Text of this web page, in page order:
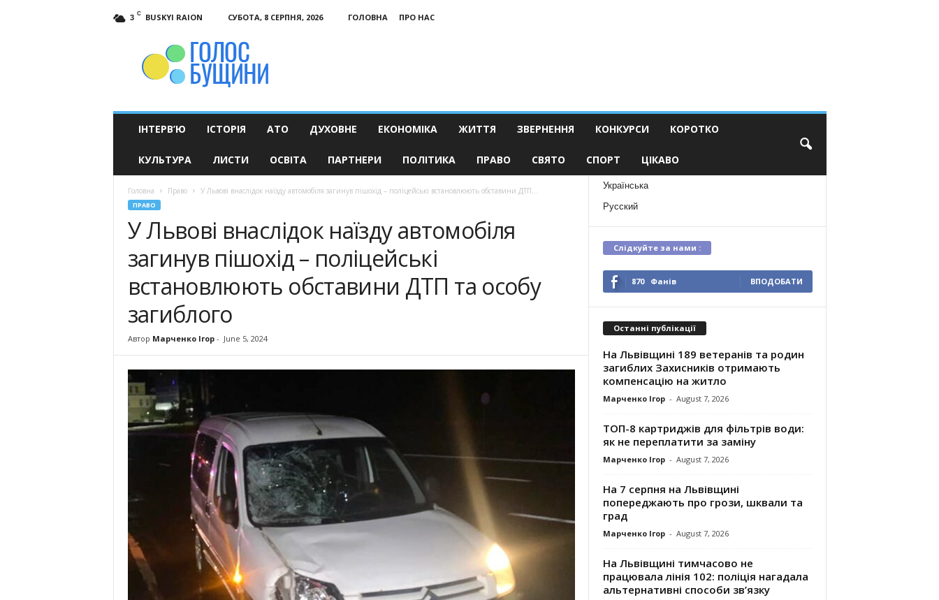
3 C BUSKYI RAION СУБОТА, 8 СЕРПНЯ, 2026 ГОЛОВНА
ПРО НАС
ІНТЕРВ’Ю ІСТОРІЯ АТО ДУХОВНЕ ЕКОНОМІКА ЖИТТЯ ЗВЕРНЕННЯ КОНКУРСИ КОРОТКО
КУЛЬТУРА ЛИСТИ ОСВІТА ПАРТНЕРИ ПОЛІТИКА ПРАВО СВЯТО СПОРТ ЦІКАВО
Головна Право У Львові внаслідок наїзду автомобіля загинув пішохід – поліцейські встановлюють обставини ДТП...
ПРАВО
У Львові внаслідок наїзду автомобіля
загинув пішохід – поліцейські
встановлюють обставини ДТП та особу
загиблого
Автор Марченко Ігор- June 5, 2024
Українська
Русский
Слідкуйте за нами :
870 Фанів ВПОДОБАТИ
Останні публікації
На Львівщині 189 ветеранів та родин
загиблих Захисників отримають
компенсацію на житло
Марченко Ігор - August 7, 2026
ТОП-8 картриджів для фільтрів води:
як не переплатити за заміну
Марченко Ігор - August 7, 2026
На 7 серпня на Львівщині
попереджають про грози, шквали та
град
Марченко Ігор - August 7, 2026
На Львівщині тимчасово не
працювала лінія 102: поліція нагадала
альтернативні способи зв’язку